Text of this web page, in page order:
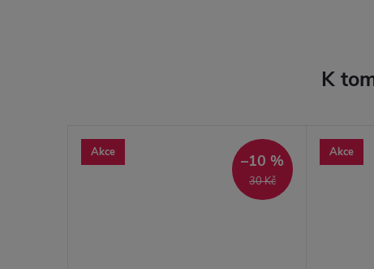
K
Akce
30 Kč
–10 % Akce